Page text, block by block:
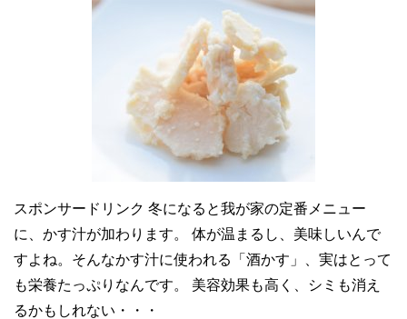
スポンサードリンク 冬になると我が家の定番メニュー
に、かす汁が加わります。 体が温まるし、美味しいんで
すよね。そんなかす汁に使われる「酒かす」、実はとって
も栄養たっぷりなんです。 美容効果も高く、シミも消え
るかもしれない・・・